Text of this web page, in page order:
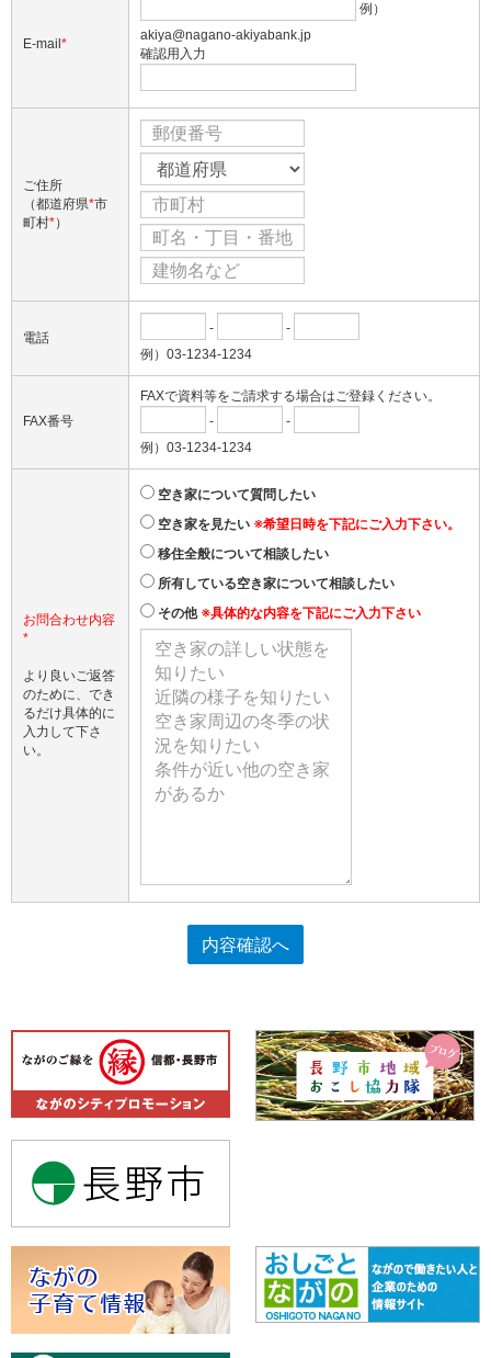
E-mail *
例）
akiya@nagano-akiyabank.jp
確認用入力
ご住所
（都道府県*市
町村*）
電話
-
-
例）03-1234-1234
FAX番号
FAXで資料等をご請求する場合はご登録ください。
-
-
例）03-1234-1234
お問合わせ内容
*
より良いご返答
のために、でき
るだけ具体的に
入力して下さ
い。
空き家について質問したい
空き家を見たい ※希望日時を下記にご入力下さい。
移住全般について相談したい
所有している空き家について相談したい
その他 ※具体的な内容を下記にご入力下さい
内容確認へ